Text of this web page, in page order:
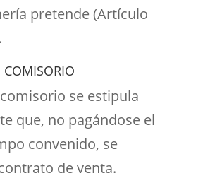
pretende (Artículo
se estipula
que, no pagándose el
convenido, se
de venta.